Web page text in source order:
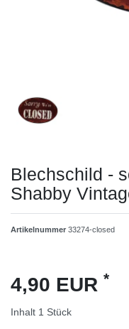
Blechschild -
Shabby
Artikelnummer 33274-closed
4,90 EUR *
Inhalt 1 Stück